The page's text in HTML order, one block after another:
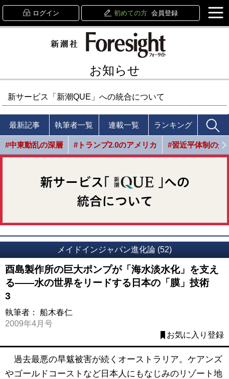
ログイン 初めての方 会員登録
お知らせ
新サービス「新潮QUE」への統合について
最新記事 執筆者一覧 連載一覧 ランキング
#中東動乱の深層 #トランプ2.0のアメリカ #習近平体制の光
メイドインジャパン進化論 (52)
酉島製作所の巨大ポンプが「海水淡水化」を支え
る――水の世界をリードする日本の「膜」技術
3
執筆者： 船木春仁
2009年4月号
お気に入り登録
過去最悪の旱魃被害が続くオーストラリア。ケアンズ
やゴールドコーストなど日本人にもなじみのリゾート地